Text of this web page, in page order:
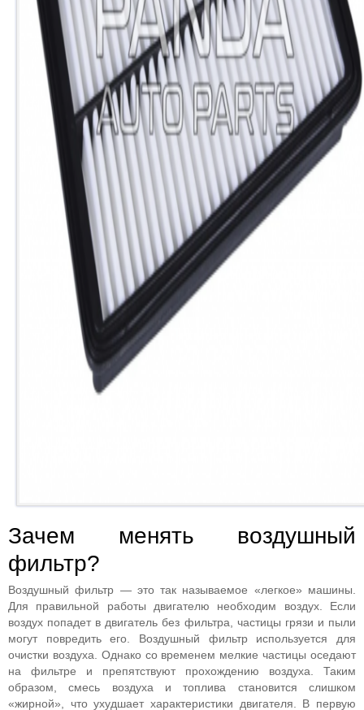
Зачем менять воздушный
фильтр?
Воздушный фильтр — это так называемое «легкое» машины.
Для правильной работы двигателю необходим воздух. Если
воздух попадет в двигатель без фильтра, частицы грязи и пыли
могут повредить его. Воздушный фильтр используется для
очистки воздуха. Однако со временем мелкие частицы оседают
на фильтре и препятствуют прохождению воздуха. Таким
образом, смесь воздуха и топлива становится слишком
«жирной», что ухудшает характеристики двигателя. В первую